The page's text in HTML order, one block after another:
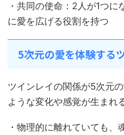
・共同の使命：2人が1つ
に愛を広げる役割を持つ
5次元の愛を体験する
ツインレイの関係が5次元
ような変化や感覚が生まれ
・物理的に離れていても、